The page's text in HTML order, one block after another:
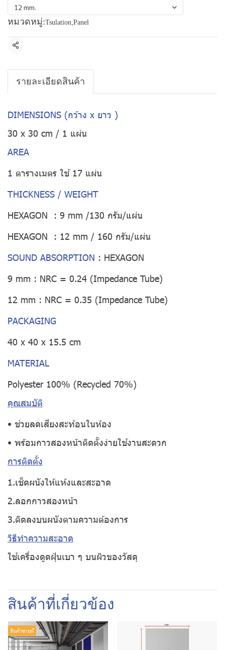
12 mm.
หมวดหมู่:Tsulation,Panel
แชร์
รายละเอียดสินค้า
DIMENSIONS (กว้าง x ยาว )
30 x 30 cm / 1 แผ่น
AREA
1 ตารางเมตร ใช้ 17 แผ่น
THICKNESS / WEIGHT
HEXAGON : 9 mm /130 กรัม/แผ่น
HEXAGON : 12 mm / 160 กรัม/แผ่น
SOUND ABSORPTION : HEXAGON
9 mm : NRC = 0.24 (Impedance Tube)
12 mm : NRC = 0.35 (Impedance Tube)
PACKAGING
40 x 40 x 15.5 cm
MATERIAL
Polyester 100% (Recycled 70%)
คุณสมบัติ
• ช่วยลดเสียงสะท้อนในห้อง
• พร้อมกาวสองหน้าติดตั้งง่ายใช้งานสะดวก
การติดตั้ง
1.เช็ดผนังให้แห้งและสะอาด
2.ลอกกาวสองหน้า
3.ติดลงบนผนังตามความต้องการ
วิธีทำความสะอาด
ใช้เครื่องดูดฝุ่นเบา ๆ บนผิวของวัสดุ
สินค้าที่เกี่ยวข้อง
สินค้าขายดี